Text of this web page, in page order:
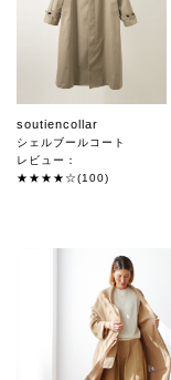
soutiencollar
シェルブールコート
レビュー：
★★★★☆(100)